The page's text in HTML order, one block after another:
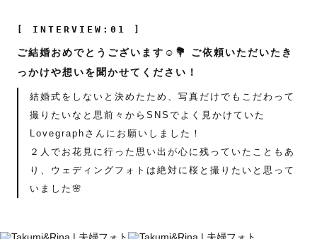
[ INTERVIEW:01 ]
ご結婚おめでとうございます☺️💐 ご依頼いただいたき
っかけや想いを聞かせてください！
結婚式をしないと決めたため、写真だけでもこだわって
撮りたいなと思前々からSNSでよく見かけていた
Lovegraphさんにお願いしました！
２人でお花見に行った思い出が心に残っていたこともあ
り、ウェディングフォトは絶対に桜と撮りたいと思って
いました🌸